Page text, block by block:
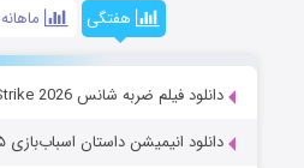
هفتگی ماهانه
دانلود فیلم ضربه شانس Lucky Strike 2026
دانلود انیمیشن داستان اسباب‌بازی ۵ Toy Story 5 (2026)